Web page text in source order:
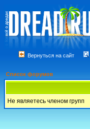
Вернуться на сайт
Список форумов
Не являетесь членом групп